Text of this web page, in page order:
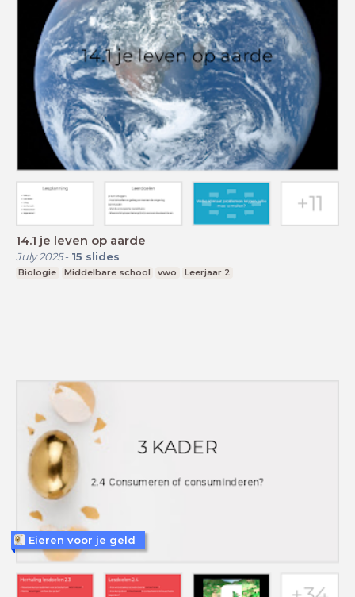
14.1 je leven op aarde
July 2025- 15 slides
Biologie Middelbare school vwo Leerjaar 2
Eieren voor je geld